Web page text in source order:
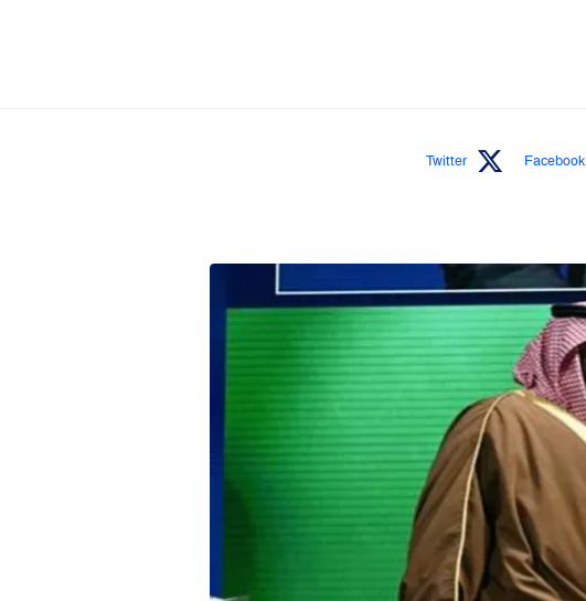
Facebook
Twitter